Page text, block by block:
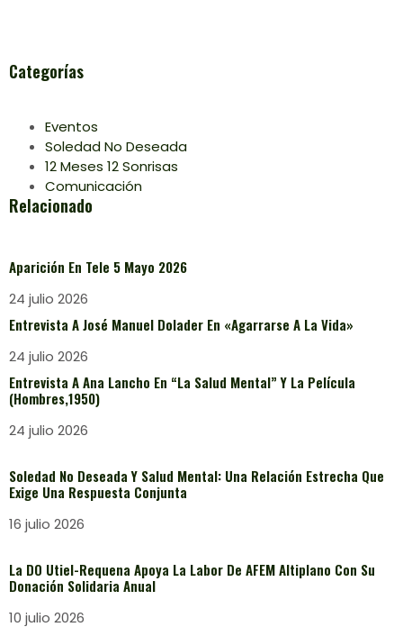
Categorías
Eventos
Soledad No Deseada
12 Meses 12 Sonrisas
Comunicación
Relacionado
Aparición En Tele 5 Mayo 2026
24 julio 2026
Entrevista A José Manuel Dolader En «Agarrarse A La Vida»
24 julio 2026
Entrevista A Ana Lancho En “La Salud Mental” Y La Película
(Hombres,1950)
24 julio 2026
Soledad No Deseada Y Salud Mental: Una Relación Estrecha Que
Exige Una Respuesta Conjunta
16 julio 2026
La DO Utiel-Requena Apoya La Labor De AFEM Altiplano Con Su
Donación Solidaria Anual
10 julio 2026